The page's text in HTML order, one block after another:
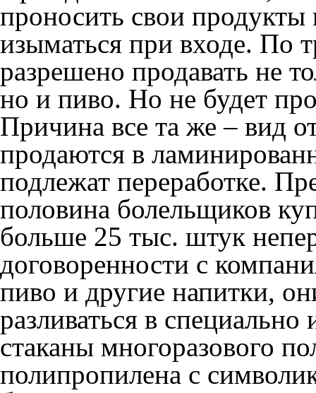
проносить свои
изыматься при входе. По
разрешено продавать не
но и пиво. Но не будет
Причина все та же – вид
продаются в
подлежат переработке.
половина болельщиков
больше 25 тыс. штук
договоренности с
пиво и другие напитки,
разливаться в
стаканы многоразового
полипропилена с